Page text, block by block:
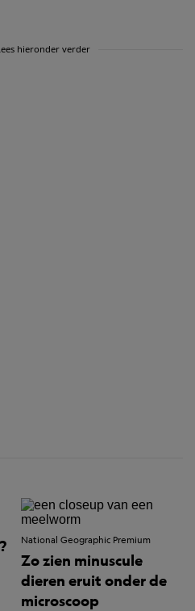
hieronder verder
National Geographic Premium
Zo zien minuscule
dieren eruit onder de
microscoop